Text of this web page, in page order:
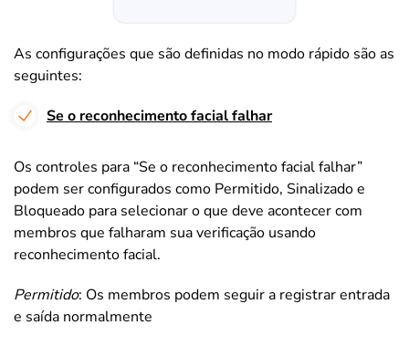
As configurações que são definidas no modo rápido são as
seguintes:
Se o reconhecimento facial falhar
Os controles para “Se o reconhecimento facial falhar”
podem ser configurados como Permitido, Sinalizado e
Bloqueado para selecionar o que deve acontecer com
membros que falharam sua verificação usando
reconhecimento facial.
Permitido: Os membros podem seguir a registrar entrada
e saída normalmente